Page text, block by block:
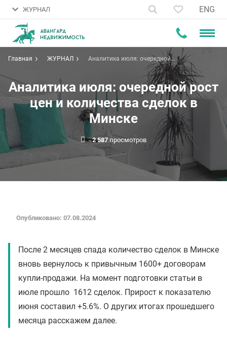
ЖУРНАЛ ENG
Главная ЖУРНАЛ
Аналитика июля: очередной
рост цен и количества сделок в
Аналитика июля: очередной рост
цен и количества сделок в
Минске
2 587 просмотров
Опубликовано: 07.08.2024
После 2 месяцев спада количество сделок в Минске
вновь вернулось к привычным 1600+ договорам
купли-продажи. На момент подготовки статьи в
июле прошло 1612 сделок. Прирост к показателю
июня составил +5.6%. О других итогах прошедшего
месяца расскажем далее.